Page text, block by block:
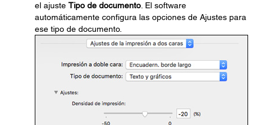
el ajuste Tipo de documento . El software
automáticamente configura las opciones de Ajustes para
ese tipo de documento.